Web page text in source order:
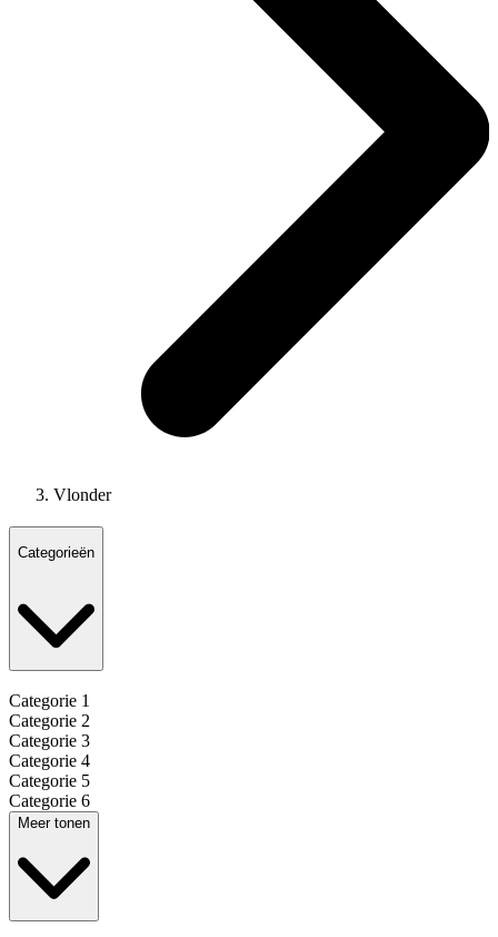
Vlonder
Categorieën
Categorie 1
Categorie 2
Categorie 3
Categorie 4
Categorie 5
Categorie 6
Meer tonen